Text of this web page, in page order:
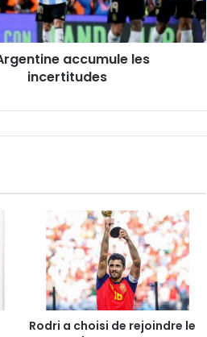
accumule les
incertitudes
Rodri a choisi de rejoindre le